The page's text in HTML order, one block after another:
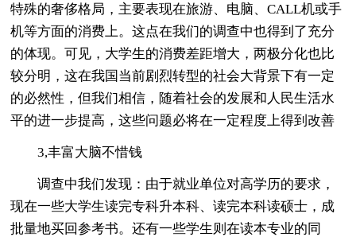
特殊的奢侈格局，主要表现在旅游、电脑、CALL机或手
机等方面的消费上。这点在我们的调查中也得到了充分
的体现。可见，大学生的消费差距增大，两极分化也比
较分明，这在我国当前剧烈转型的社会大背景下有一定
的必然性，但我们相信，随着社会的发展和人民生活水
平的进一步提高，这些问题必将在一定程度上得到改善
3,丰富大脑不惜钱
调查中我们发现：由于就业单位对高学历的要求，
现在一些大学生读完专科升本科、读完本科读硕士，成
批量地买回参考书。还有一些学生则在读本专业的同